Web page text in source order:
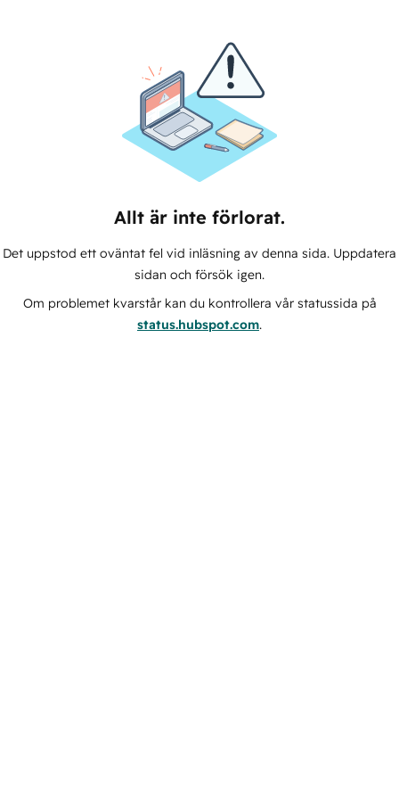
Allt är inte förlorat.
Det uppstod ett oväntat fel vid inläsning av denna sida. Uppdatera
sidan och försök igen.
Om problemet kvarstår kan du kontrollera vår statussida på
status.hubspot.com.